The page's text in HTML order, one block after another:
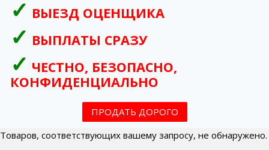
ВЫЕЗД ОЦЕНЩИКА
ВЫПЛАТЫ СРАЗУ
ЧЕСТНО, БЕЗОПАСНО,
КОНФИДЕНЦИАЛЬНО
ПРОДАТЬ ДОРОГО
Товаров, соответствующих вашему запросу, не обнаружено.